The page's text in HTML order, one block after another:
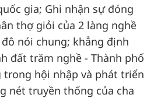
gia; Ghi nhận sự đóng
thợ giỏi của 2 làng nghề
nói chung; khẳng định
đất trăm nghề - Thành phố
trong hội nhập và phát triển
nét truyền thống của cha